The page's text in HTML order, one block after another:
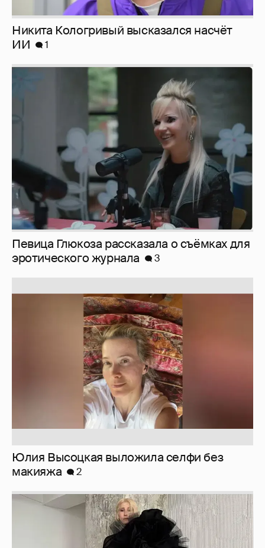
Никита Кологривый высказался насчёт
ИИ
1
Певица Глюкоза рассказала о съёмках для
эротического журнала
3
Юлия Высоцкая выложила селфи без
макияжа
2